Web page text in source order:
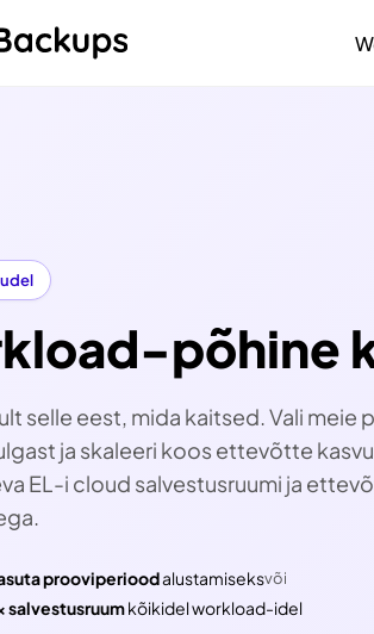
põhine
selle eest, mida kaitsed. Vali meie
ja skaleeri koos ettevõtte
EL-i cloud salvestusruumi ja
prooviperioodalustamiseksvõi
salvestusruumkõikidel workload-idel